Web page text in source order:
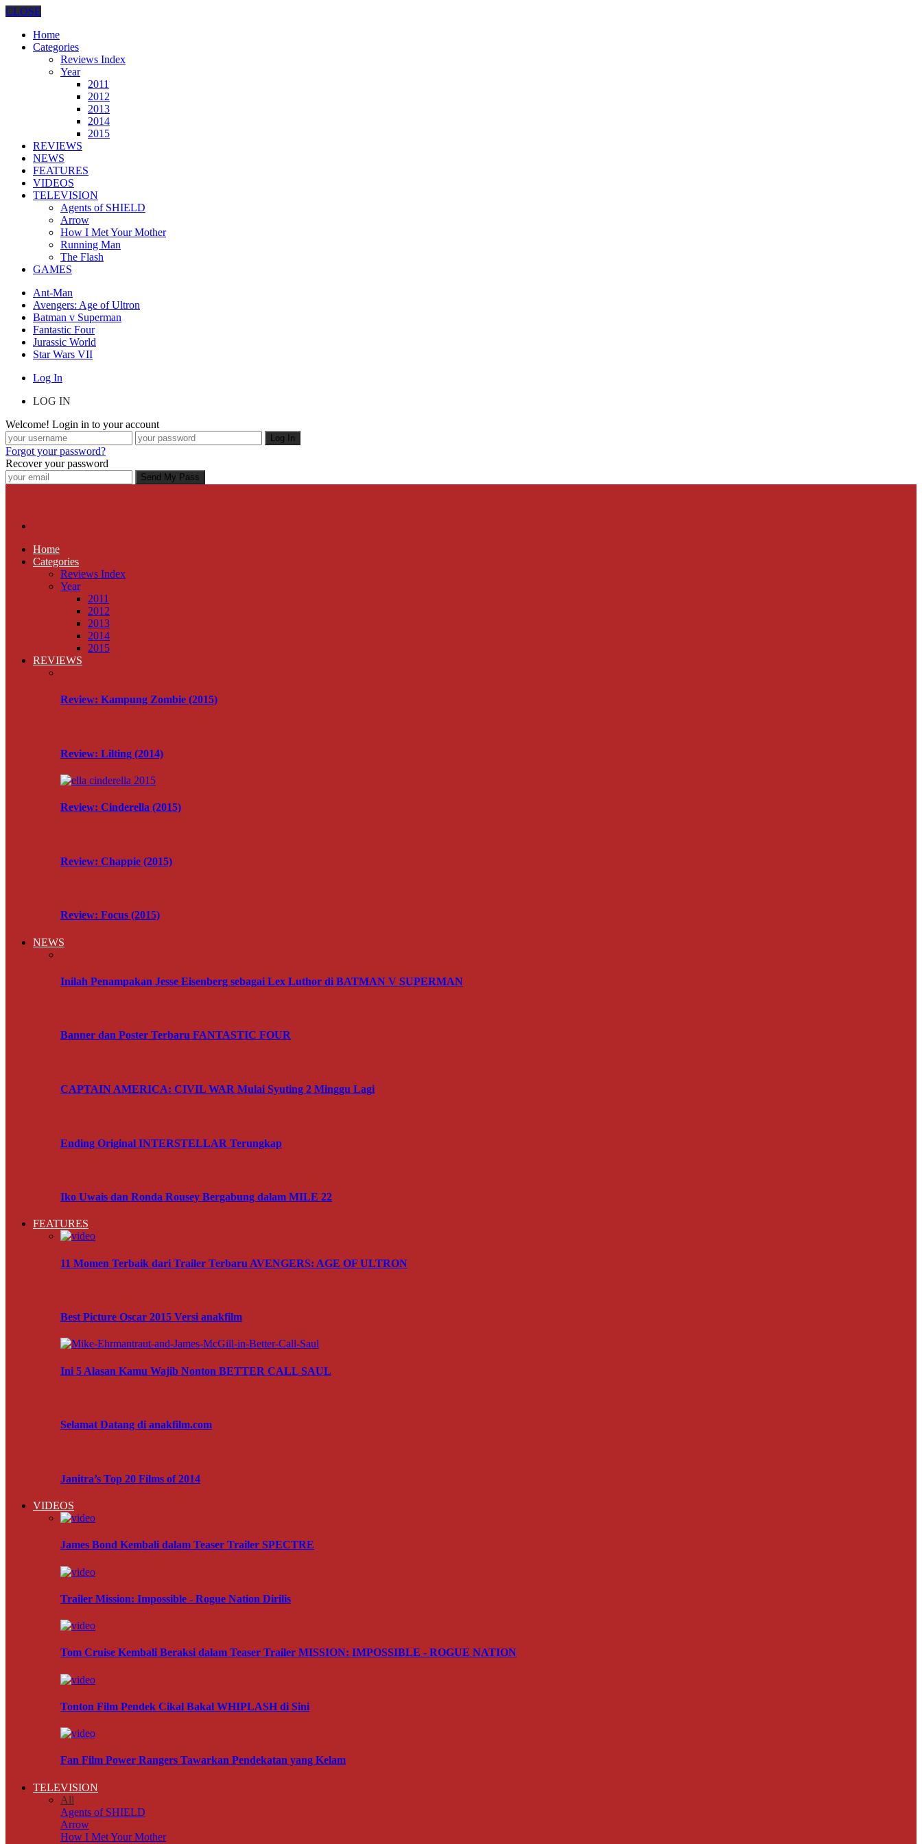
CLOSE
Home
Categories
Reviews Index
Year
2011
2012
2013
2014
2015
REVIEWS
NEWS
FEATURES
VIDEOS
TELEVISION
Agents of SHIELD
Arrow
How I Met Your Mother
Running Man
The Flash
GAMES
Ant-Man
Avengers: Age of Ultron
Batman v Superman
Fantastic Four
Jurassic World
Star Wars VII
Log In
LOG IN
Welcome! Login in to your account
Forgot your password?
Recover your password
Home
Categories
Reviews Index
Year
2011
2012
2013
2014
2015
REVIEWS
Review: Kampung Zombie (2015)
Review: Lilting (2014)
Review: Cinderella (2015)
Review: Chappie (2015)
Review: Focus (2015)
NEWS
Inilah Penampakan Jesse Eisenberg sebagai Lex Luthor di BATMAN V SUPERMAN
Banner dan Poster Terbaru FANTASTIC FOUR
CAPTAIN AMERICA: CIVIL WAR Mulai Syuting 2 Minggu Lagi
Ending Original INTERSTELLAR Terungkap
Iko Uwais dan Ronda Rousey Bergabung dalam MILE 22
FEATURES
11 Momen Terbaik dari Trailer Terbaru AVENGERS: AGE OF ULTRON
Best Picture Oscar 2015 Versi anakfilm
Ini 5 Alasan Kamu Wajib Nonton BETTER CALL SAUL
Selamat Datang di anakfilm.com
Janitra’s Top 20 Films of 2014
VIDEOS
James Bond Kembali dalam Teaser Trailer SPECTRE
Trailer Mission: Impossible - Rogue Nation Dirilis
Tom Cruise Kembali Beraksi dalam Teaser Trailer MISSION: IMPOSSIBLE - ROGUE NATION
Tonton Film Pendek Cikal Bakal WHIPLASH di Sini
Fan Film Power Rangers Tawarkan Pendekatan yang Kelam
TELEVISION
All
Agents of SHIELD
Arrow
How I Met Your Mother